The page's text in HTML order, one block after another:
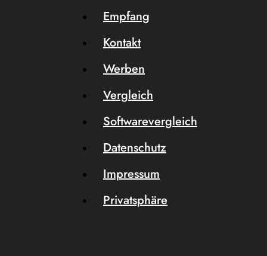
Empfang
Kontakt
Werben
Vergleich
Softwarevergleich
Datenschutz
Impressum
Privatsphäre